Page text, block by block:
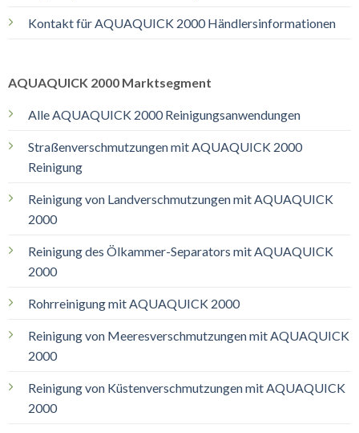
Kontakt für AQUAQUICK 2000 Händlersinformationen
AQUAQUICK 2000 Marktsegment
Alle AQUAQUICK 2000 Reinigungsanwendungen
Straßenverschmutzungen mit AQUAQUICK 2000
Reinigung
Reinigung von Landverschmutzungen mit AQUAQUICK
2000
Reinigung des Ölkammer-Separators mit AQUAQUICK
2000
Rohrreinigung mit AQUAQUICK 2000
Reinigung von Meeresverschmutzungen mit AQUAQUICK
2000
Reinigung von Küstenverschmutzungen mit AQUAQUICK
2000